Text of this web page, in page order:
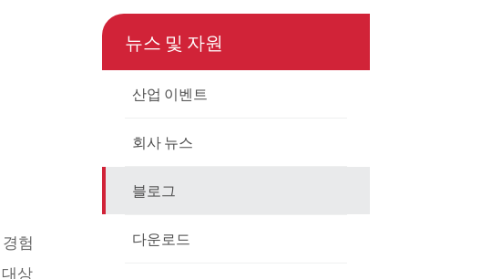
험
상
뉴스 및 자원
산업 이벤트
회사 뉴스
블로그
다운로드